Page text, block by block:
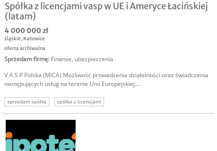
Spółka z licencjami vasp w UE i Ameryce Łacińskiej
(latam)
4 000 000 zł
śląskie, Katowice
oferta archiwalna
Sprzedam firmę: Finanse, ubezpieczenia
V A S P Polska (MiCA) Możliwość prowadzenia działalności oraz świadczenia
następujących usług na terenie Unii Europejskiej:...
sprzedam spółkę spółka z licencjami